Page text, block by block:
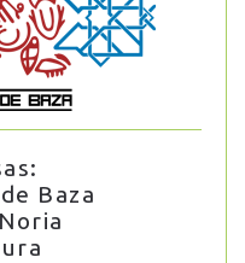
Baza